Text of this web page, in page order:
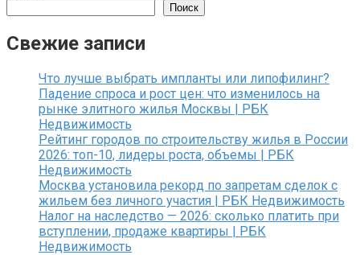
Поиск
Свежие записи
Что лучше выбрать импланты или липофилинг?
Падение спроса и рост цен: что изменилось на
рынке элитного жилья Москвы | РБК
Недвижимость
Рейтинг городов по строительству жилья в России
2026: топ-10, лидеры роста, объемы | РБК
Недвижимость
Москва установила рекорд по запретам сделок с
жильем без личного участия | РБК Недвижимость
Налог на наследство — 2026: сколько платить при
вступлении, продаже квартиры | РБК
Недвижимость